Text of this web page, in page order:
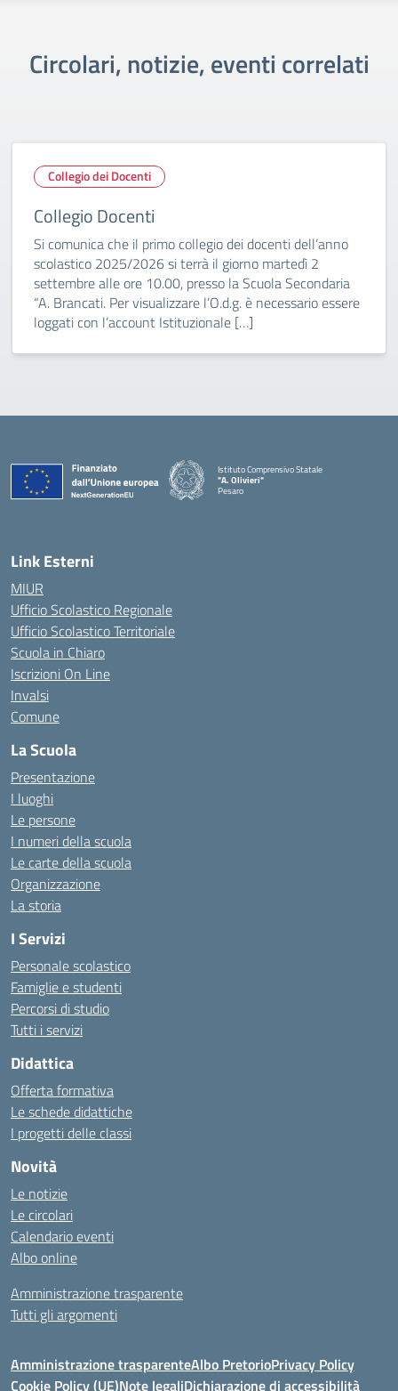
Circolari, notizie, eventi correlati
Collegio dei Docenti
Collegio Docenti
Si comunica che il primo collegio dei docenti dell’anno
scolastico 2025/2026 si terrà il giorno martedì 2
settembre alle ore 10.00, presso la Scuola Secondaria
“A. Brancati. Per visualizzare l’O.d.g. è necessario essere
loggati con l’account Istituzionale […]
Istituto Comprensivo Statale
"A. Olivieri"
Pesaro
Link Esterni
MIUR
Ufficio Scolastico Regionale
Ufficio Scolastico Territoriale
Scuola in Chiaro
Iscrizioni On Line
Invalsi
Comune
La Scuola
Presentazione
I luoghi
Le persone
I numeri della scuola
Le carte della scuola
Organizzazione
La storia
I Servizi
Personale scolastico
Famiglie e studenti
Percorsi di studio
Tutti i servizi
Didattica
Offerta formativa
Le schede didattiche
I progetti delle classi
Novità
Le notizie
Le circolari
Calendario eventi
Albo online
Amministrazione trasparente
Tutti gli argomenti
Amministrazione trasparenteAlbo PretorioPrivacy Policy
Cookie Policy (UE)Note legaliDichiarazione di accessibilità